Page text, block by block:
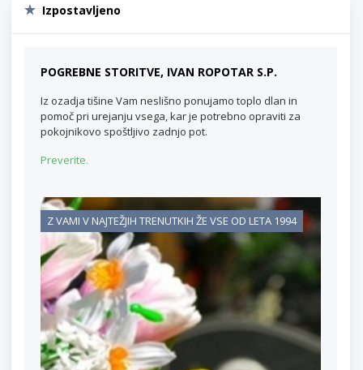
Izpostavljeno
POGREBNE STORITVE, IVAN ROPOTAR S.P.
Iz ozadja tišine Vam neslišno ponujamo toplo dlan in
pomoč pri urejanju vsega, kar je potrebno opraviti za
pokojnikovo spoštljivo zadnjo pot.
Preverite.
Z VAMI V NAJTEŽJIH TRENUTKIH ŽE VSE OD LETA 1994